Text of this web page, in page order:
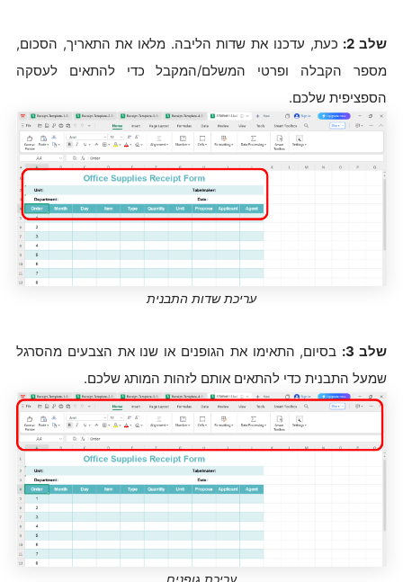
שלב 2:
כעת, עדכנו את שדות הליבה. מלאו את התאריך, הסכום,
מספר הקבלה ופרטי המשלם/המקבל כדי להתאים לעסקה
הספציפית שלכם.
עריכת שדות התבנית
שלב 3:
בסיום, התאימו את הגופנים או שנו את הצבעים מהסרגל
שמעל התבנית כדי להתאים אותם לזהות המותג שלכם.